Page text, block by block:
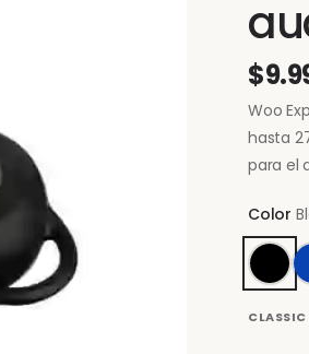
Woo
hasta
para el
Color